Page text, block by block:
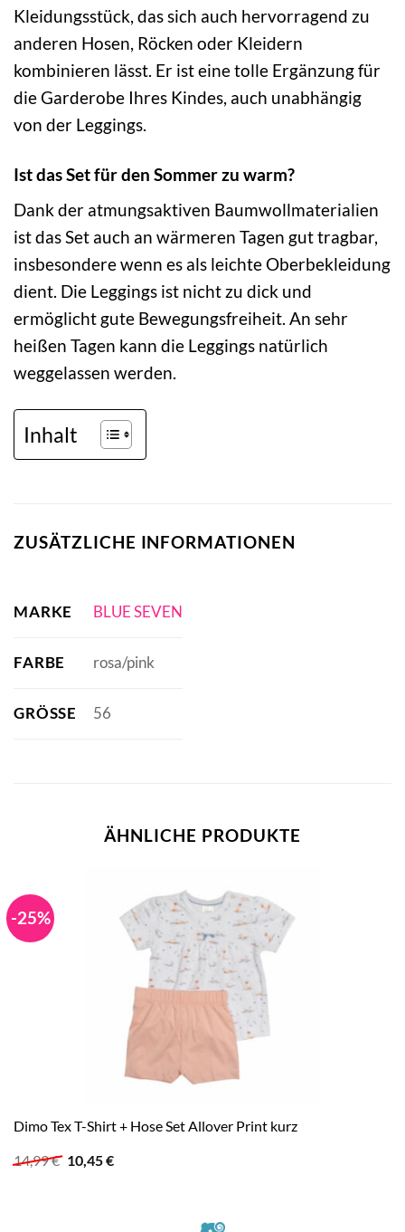
Kleidungsstück, das sich auch hervorragend zu
anderen Hosen, Röcken oder Kleidern
kombinieren lässt. Er ist eine tolle Ergänzung für
die Garderobe Ihres Kindes, auch unabhängig
von der Leggings.
Ist das Set für den Sommer zu warm?
Dank der atmungsaktiven Baumwollmaterialien
ist das Set auch an wärmeren Tagen gut tragbar,
insbesondere wenn es als leichte Oberbekleidung
dient. Die Leggings ist nicht zu dick und
ermöglicht gute Bewegungsfreiheit. An sehr
heißen Tagen kann die Leggings natürlich
weggelassen werden.
Inhalt
ZUSÄTZLICHE INFORMATIONEN
MARKE BLUE SEVEN
FARBE rosa/pink
GRÖSSE 56
ÄHNLICHE PRODUKTE
-25%
Dimo Tex T-Shirt + Hose Set Allover Print kurz
14,99€ Ursprünglicher
Preis
10,45€Aktueller